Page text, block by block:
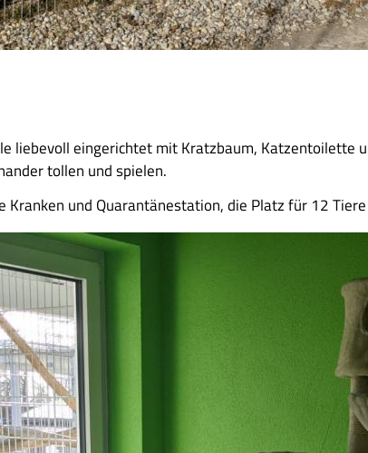
liebevoll eingerichtet mit Kratzbaum, Katzentoilette
tollen und spielen.
Kranken und Quarantänestation, die Platz für 12